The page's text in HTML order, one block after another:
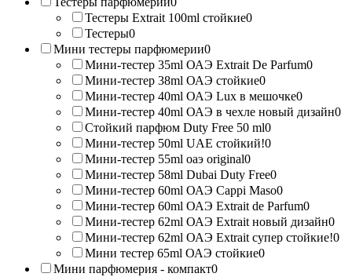
Тестеры Extrait 100ml стойкие0
Тестеры0
Мини тестеры парфюмерии0
Мини-тестер 35ml ОАЭ Extrait De Parfum0
Мини-тестер 38ml ОАЭ стойкие0
Мини-тестер 40ml ОАЭ Lux в мешочке0
Мини-тестер 40ml ОАЭ в чехле новый дизайн0
Стойкий парфюм Duty Free 50 ml0
Мини-тестер 50ml UAE стойкий!0
Мини-тестер 55ml оаэ original0
Мини-тестер 58ml Dubai Duty Free0
Мини-тестер 60ml ОАЭ Cappi Maso0
Мини-тестер 60ml ОАЭ Extrait de Parfum0
Мини-тестер 62ml ОАЭ Extrait новый дизайн0
Мини-тестер 62ml ОАЭ Extrait супер стойкие!0
Мини тестер 65ml ОАЭ стойкие0
Мини парфюмерия - компакт0